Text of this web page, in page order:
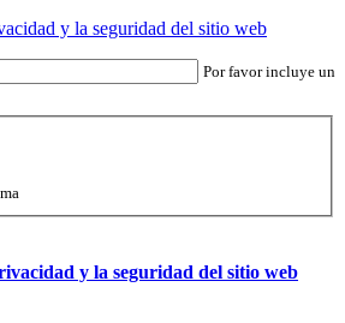
y la seguridad del sitio web
Por favor incluye un
y la seguridad del sitio web